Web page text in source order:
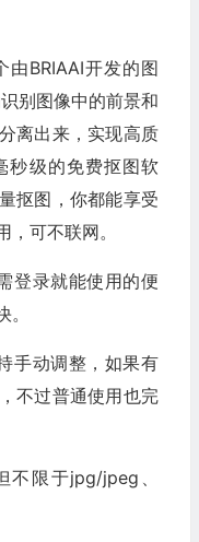
由BRIAAI开发的图
别图像中的前景和
离出来，实现高质
秒级的免费抠图软
抠图，你都能享受
可不联网。
登录就能使用的便
手动调整，如果有
不过普通使用也完
限于jpg/jpeg、